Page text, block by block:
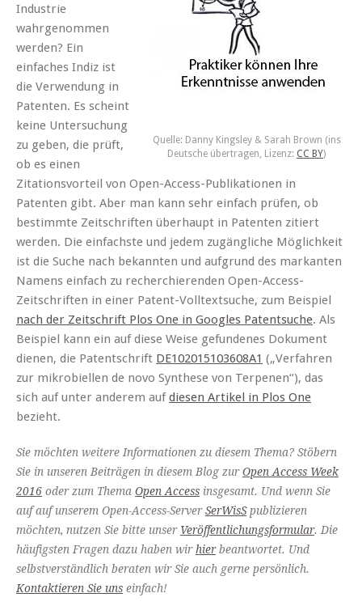
Quelle: Danny Kingsley & Sarah Brown (ins
Deutsche übertragen, Lizenz: CC BY)
Industrie
wahrgenommen
werden? Ein
einfaches Indiz ist
die Verwendung in
Patenten. Es scheint
keine Untersuchung
zu geben, die prüft,
ob es einen
Zitationsvorteil von Open-Access-Publikationen in
Patenten gibt. Aber man kann sehr einfach prüfen, ob
bestimmte Zeitschriften überhaupt in Patenten zitiert
werden. Die einfachste und jedem zugängliche Möglichkeit
ist die Suche nach bekannten und aufgrund des markanten
Namens einfach zu recherchierenden Open-Access-
Zeitschriften in einer Patent-Volltextsuche, zum Beispiel
nach der Zeitschrift Plos One in Googles Patentsuche. Als
Beispiel kann ein auf diese Weise gefundenes Dokument
dienen, die Patentschrift DE102015103608A1 („Verfahren
zur mikrobiellen de novo Synthese von Terpenen“), das
sich auf unter anderem aufdiesen Artikel in Plos One
bezieht.
Sie möchten weitere Informationen zu diesem Thema? Stöbern
Sie in unseren Beiträgen in diesem Blog zurOpen Access Week
2016 oder zum Thema Open Access insgesamt. Und wenn Sie
auf auf unserem Open-Access-ServerSerWisSpublizieren
möchten, nutzen Sie bitte unser Veröffentlichungsformular. Die
häufigsten Fragen dazu haben wir hierbeantwortet. Und
selbstverständlich beraten wir Sie auch gerne persönlich.
Kontaktieren Sie uns einfach!